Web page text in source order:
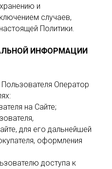
и
случаев,
Политики.
ИНФОРМАЦИИ
Оператор
на Сайте;
для его дальнейшей
оформления
доступа к